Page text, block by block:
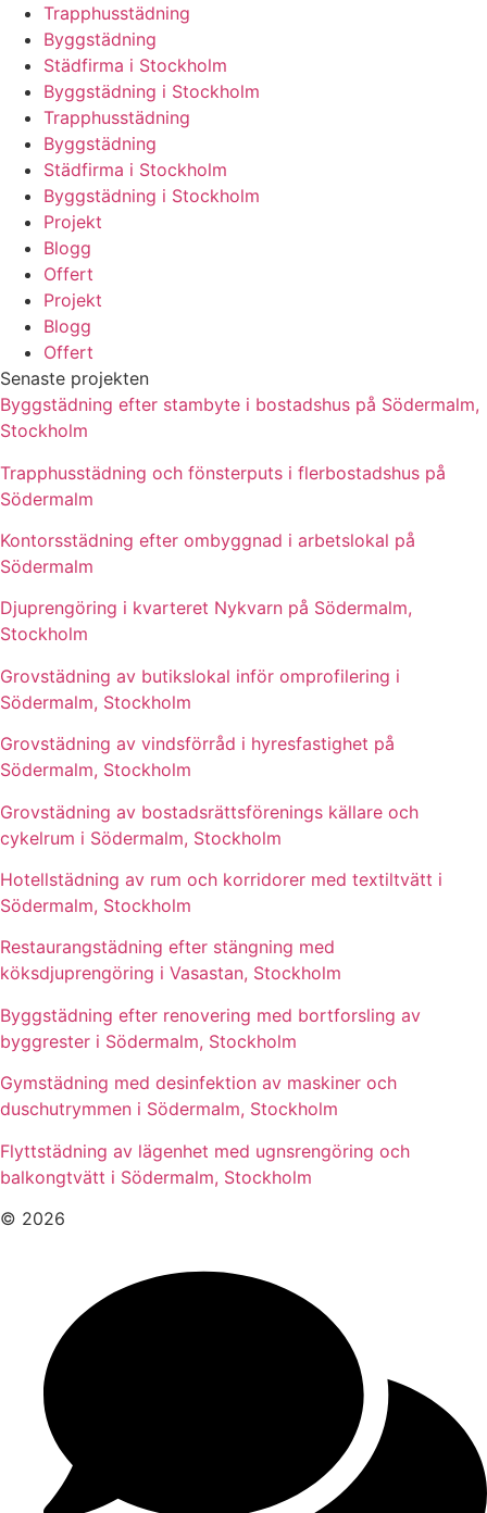
Trapphusstädning
Byggstädning
Städfirma i Stockholm
Byggstädning i Stockholm
Trapphusstädning
Byggstädning
Städfirma i Stockholm
Byggstädning i Stockholm
Projekt
Blogg
Offert
Projekt
Blogg
Offert
Senaste projekten
Byggstädning efter stambyte i bostadshus på Södermalm,
Stockholm
Trapphusstädning och fönsterputs i flerbostadshus på
Södermalm
Kontorsstädning efter ombyggnad i arbetslokal på
Södermalm
Djuprengöring i kvarteret Nykvarn på Södermalm,
Stockholm
Grovstädning av butikslokal inför omprofilering i
Södermalm, Stockholm
Grovstädning av vindsförråd i hyresfastighet på
Södermalm, Stockholm
Grovstädning av bostadsrättsförenings källare och
cykelrum i Södermalm, Stockholm
Hotellstädning av rum och korridorer med textiltvätt i
Södermalm, Stockholm
Restaurangstädning efter stängning med
köksdjuprengöring i Vasastan, Stockholm
Byggstädning efter renovering med bortforsling av
byggrester i Södermalm, Stockholm
Gymstädning med desinfektion av maskiner och
duschutrymmen i Södermalm, Stockholm
Flyttstädning av lägenhet med ugnsrengöring och
balkongtvätt i Södermalm, Stockholm
© 2026